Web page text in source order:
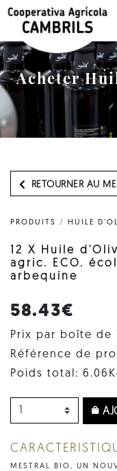
Acheter
RETOURNER AU
PRODUITS / HUILE
12 X Huile
agric. ECO.
arbequine
58.43€
Prix par boîte de
Référence de
Poids total:
MESTRAL BIO, UN